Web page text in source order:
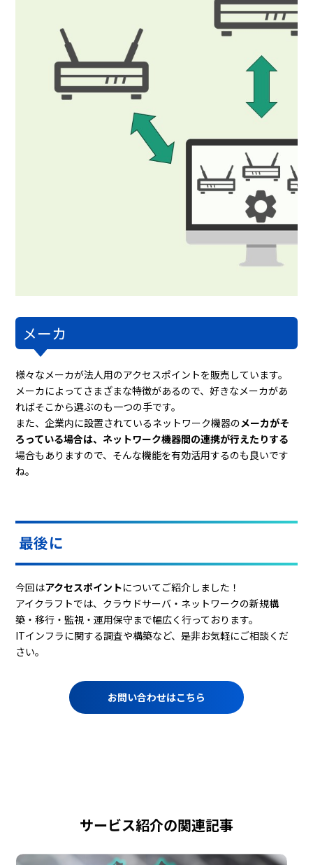
メーカ
様々なメーカが法人用のアクセスポイントを販売しています。
メーカによってさまざまな特徴があるので、好きなメーカがあ
ればそこから選ぶのも一つの手です。
また、企業内に設置されているネットワーク機器のメーカがそ
ろっている場合は、ネットワーク機器間の連携が行えたりする
場合もありますので、そんな機能を有効活用するのも良いです
ね。
最後に
今回はアクセスポイントについてご紹介しました！
アイクラフトでは、クラウドサーバ・ネットワークの新規構
築・移行・監視・運用保守まで幅広く行っております。
ITインフラに関する調査や構築など、是非お気軽にご相談くだ
さい。
お問い合わせはこちら
サービス紹介の関連記事